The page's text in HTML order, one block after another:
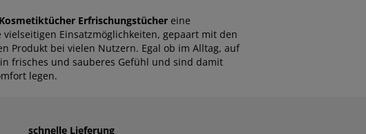
Erfrischungstüchereine
Einsatzmöglichkeiten, gepaart mit den
Produkt bei vielen Nutzern. Egal ob im Alltag, auf
frisches und sauberes Gefühl und sind damit
legen.
schnelle Lieferung